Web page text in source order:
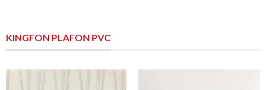
KINGFON PLAFON PVC